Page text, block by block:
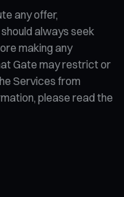
any offer,
always seek
making any
Gate may restrict or
Services from
please read the